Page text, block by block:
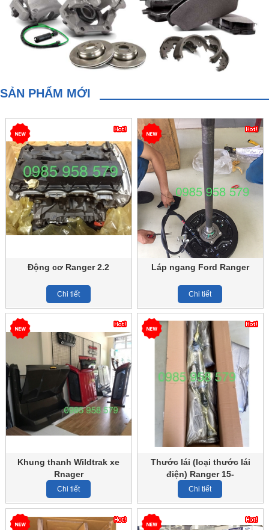
[brief]
[color1]
Kích cỡ:
Số lượng:
Kho:
[instock status]
[@order_button]
[photos]
SẢN PHẨM MỚI
Động cơ Ranger 2.2
Chi tiết
Láp ngang Ford Ranger
Chi tiết
Khung thanh Wildtrak xe
Rnager
Chi tiết
Thước lái (loại thước lái
điện) Ranger 15-
Chi tiết